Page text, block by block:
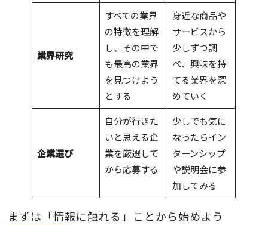
業界研究
すべての業界
の特徴を理解
し、その中で
も最高の業界
を見つけよう
とする
身近な商品や
サービスから
少しずつ調
べ、興味を持
てる業界を深
めていく
企業選び
自分が行きた
いと思える企
業を厳選して
から応募する
少しでも気に
なったらイン
ターンシップ
や説明会に参
加してみる
まずは「情報に触れる」ことから始めよう